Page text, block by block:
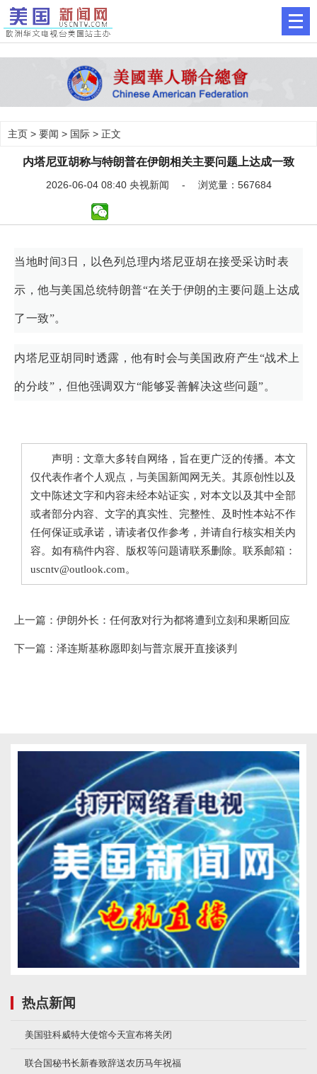
主页 > 要闻 > 国际 > 正文
内塔尼亚胡称与特朗普在伊朗相关主要问题上达成一致
2026-06-04 08:40 央视新闻 - 浏览量：567684
当地时间3日，以色列总理内塔尼亚胡在接受采访时表
示，他与美国总统特朗普“在关于伊朗的主要问题上达成
了一致”。
内塔尼亚胡同时透露，他有时会与美国政府产生“战术上
的分歧”，但他强调双方“能够妥善解决这些问题”。
声明：文章大多转自网络，旨在更广泛的传播。本文
仅代表作者个人观点，与美国新闻网无关。其原创性以及
文中陈述文字和内容未经本站证实，对本文以及其中全部
或者部分内容、文字的真实性、完整性、及时性本站不作
任何保证或承诺，请读者仅作参考，并请自行核实相关内
容。如有稿件内容、版权等问题请联系删除。联系邮箱：
uscntv@outlook.com。
上一篇： 伊朗外长：任何敌对行为都将遭到立刻和果断回应
下一篇： 泽连斯基称愿即刻与普京展开直接谈判
热点新闻
美国驻科威特大使馆今天宣布将关闭
联合国秘书长新春致辞送农历马年祝福